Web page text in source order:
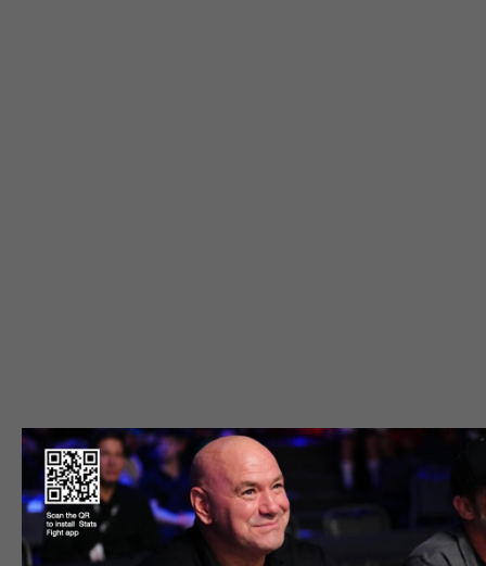
прогнозов вStats
Fight!
Установи прямо сейчас